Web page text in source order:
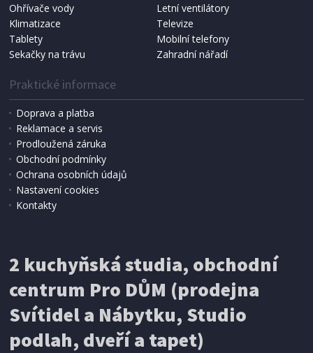
815 Kč
Ohřívače vody
Letní ventilátory
Klimatizace
Televize
Tablety
Mobilní telefony
Sekačky na trávu
Zahradní nářadí
Praktické informace
Doprava a platba
Reklamace a servis
Prodloužená záruka
Obchodní podmínky
Ochrana osobních údajů
Nastavení cookies
Kontakty
2 kuchyňská studia, obchodní
centrum Pro DŮM (prodejna
Svítidel a Nábytku, Studio
podlah, dveří a tapet)